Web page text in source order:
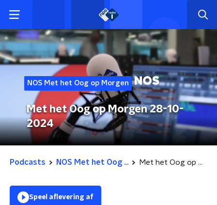
NOS Met het Oog op Morgen
Met het Oog op Morgen 28-10-
2024
Podcasts NOS Met het Oog ... Met het Oog op Morgen 28-10-2024
Speel aflevering af